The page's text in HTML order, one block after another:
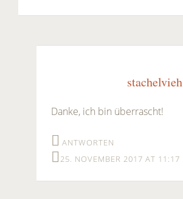
stachelvieh
Danke, ich bin überrascht!
ANTWORTEN
25. NOVEMBER 2017 AT 11:17